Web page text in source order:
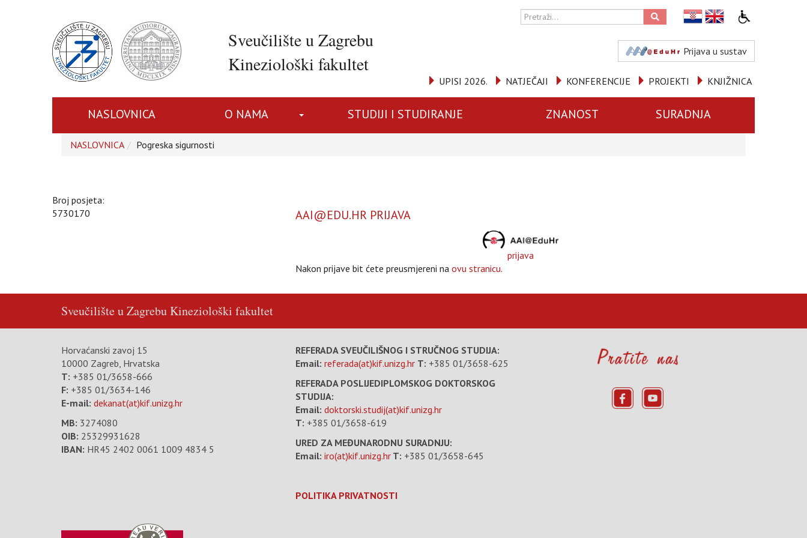
Sveučilište u Zagrebu
Kineziološki fakultet
Prijava u sustav
KNJIŽNICA
PROJEKTI
KONFERENCIJE
NATJEČAJI
UPISI 2026.
NASLOVNICA O NAMA STUDIJI I STUDIRANJE ZNANOST SURADNJA
NASLOVNICA Pogreska sigurnosti
Broj posjeta:
5730170
AAI@EDU.HR PRIJAVA
prijava
Nakon prijave bit ćete preusmjereni na ovu stranicu.
Sveučilište u ZagrebuKineziološki fakultet
Horvaćanski zavoj 15
10000 Zagreb, Hrvatska
T: +385 01/3658-666
F: +385 01/3634-146
E-mail: dekanat(at)kif.unizg.hr
MB: 3274080
OIB: 25329931628
IBAN: HR45 2402 0061 1009 4834 5
REFERADA SVEUČILIŠNOG I STRUČNOG STUDIJA:
Email: referada(at)kif.unizg.hr T: +385 01/3658-625
REFERADA POSLIJEDIPLOMSKOG DOKTORSKOG
STUDIJA:
Email: doktorski.studij(at)kif.unizg.hr
T: +385 01/3658-619
URED ZA MEĐUNARODNU SURADNJU:
Email: iro(at)kif.unizg.hr T: +385 01/3658-645
POLITIKA PRIVATNOSTI